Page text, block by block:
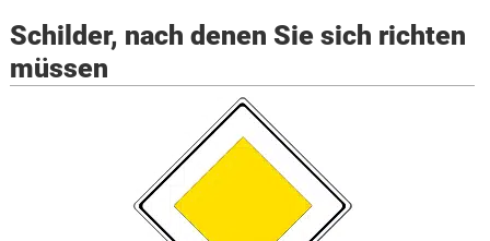
Schilder, nach denen Sie sich richten
müssen